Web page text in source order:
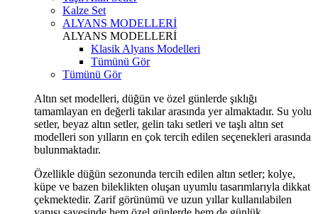
Kalze Set
ALYANS MODELLERİ
ALYANS MODELLERİ
Klasik Alyans Modelleri
Tümünü Gör
Tümünü Gör
Altın set modelleri, düğün ve özel günlerde şıklığı
tamamlayan en değerli takılar arasında yer almaktadır. Su yolu
setler, beyaz altın setler, gelin takı setleri ve taşlı altın set
modelleri son yılların en çok tercih edilen seçenekleri arasında
bulunmaktadır.
Özellikle düğün sezonunda tercih edilen altın setler; kolye,
küpe ve bazen bileklikten oluşan uyumlu tasarımlarıyla dikkat
çekmektedir. Zarif görünümü ve uzun yıllar kullanılabilen